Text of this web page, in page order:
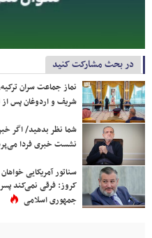
در بحث مشارکت کنید
نماز جماعت سران
شریف و اردوغان پس از
شما نظر بدهید/ اگر
نشست خبری فردا
سناتور آمریکایی
کروز: فرقی نمی‌کند
جمهوری اسلامی